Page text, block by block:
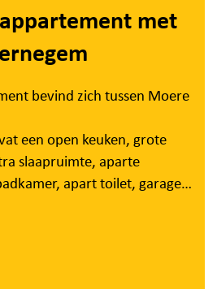
met
bevind zich tussen Moere
een open keuken, grote
slaapruimte, aparte
apart toilet, garage
gemeubeld beschikbaar.